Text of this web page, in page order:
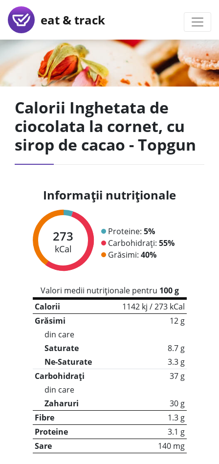
eat & track
Calorii Inghetata de
ciocolata la cornet, cu
sirop de cacao - Topgun
Informații nutriționale
273
kCal
Proteine: 5%
Carbohidrați: 55%
Grăsimi: 40%
Valori medii nutriționale pentru 100 g
Calorii
1142 kj / 273 kCal
Grăsimi
12 g
din care
Saturate
8.7 g
Ne-Saturate
3.3 g
Carbohidrați
37 g
din care
Zaharuri
30 g
Fibre
1.3 g
Proteine
3.1 g
Sare
140 mg